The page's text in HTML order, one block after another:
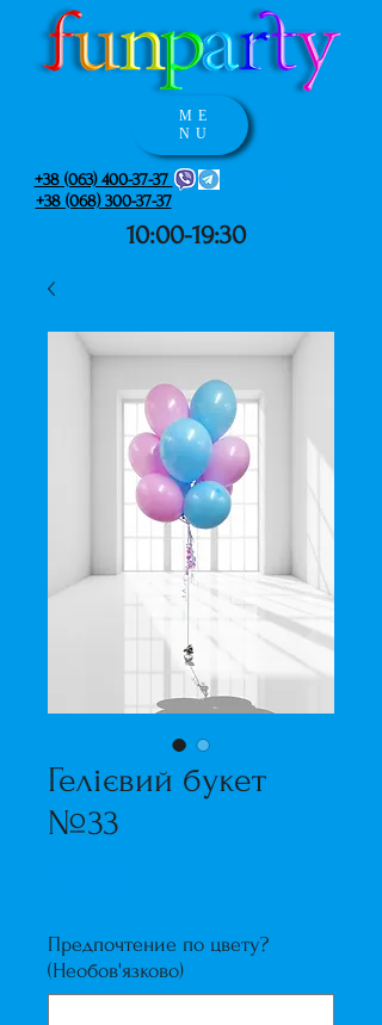
+38 (063) 400-37-37
+38 (068) 300-37-37
10:00-19:30
ME
NU
Гелієвий букет
№33
Предпочтение по цвету?
(Необов'язково)